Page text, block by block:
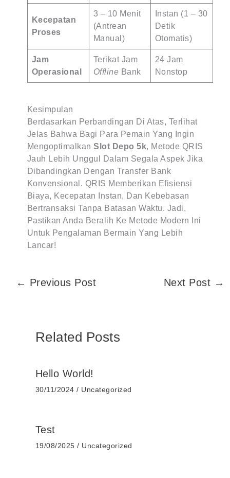
Kecepatan
Proses
3 – 10 Menit
(Antrean
Manual)
Instan (1 – 30
Detik
Otomatis)
Jam
Operasional
Terikat Jam
Offline Bank
24 Jam
Nonstop
Kesimpulan
Berdasarkan Perbandingan Di Atas, Terlihat
Jelas Bahwa Bagi Para Pemain Yang Ingin
MengoptimalkanSlot Depo 5k, Metode QRIS
Jauh Lebih Unggul Dalam Segala Aspek Jika
Dibandingkan Dengan Transfer Bank
Konvensional. QRIS Memberikan Efisiensi
Biaya, Kecepatan Instan, Dan Kebebasan
Bertransaksi Tanpa Batasan Waktu. Jadi,
Pastikan Anda Beralih Ke Metode Modern Ini
Untuk Pengalaman Bermain Yang Lebih
Lancar!
← Previous Post Next Post →
Related Posts
Hello World!
30/11/2024/ Uncategorized
Test
19/08/2025/ Uncategorized